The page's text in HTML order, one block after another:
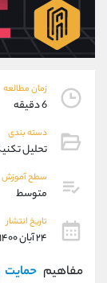
زمان مطالعه
6 دقیقه
دسته بندی
تحلیل
سطح آموزش
متوسط
تاریخ انتشار
۲۴ آبان ۱۴۰۰
مفاهیم
واتساپ
تلگرام
پشتیبان فروش
موبایل
واتساپ
داخلی
اطلاعات تماس
تلفن